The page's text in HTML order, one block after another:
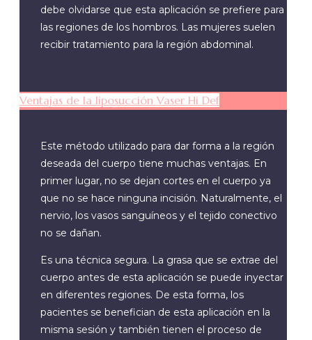
debe olvidarse que esta aplicación se prefiere para
las regiones de los hombros. Las mujeres suelen
recibir tratamiento para la región abdominal.
Ventajas de la liposucción Vaser Hi Def
Este método utilizado para dar forma a la región
deseada del cuerpo tiene muchas ventajas. En
primer lugar, no se dejan cortes en el cuerpo ya
que no se hace ninguna incisión. Naturalmente, el
nervio, los vasos sanguíneos y el tejido conectivo
no se dañan.
Es una técnica segura. La grasa que se extrae del
cuerpo antes de esta aplicación se puede inyectar
en diferentes regiones. De esta forma, los
pacientes se benefician de esta aplicación en la
misma sesión y también tienen el proceso de